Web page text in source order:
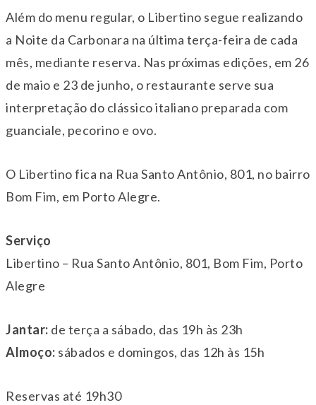
Além do menu regular, o Libertino segue realizando
a Noite da Carbonara na última terça-feira de cada
mês, mediante reserva. Nas próximas edições, em 26
de maio e 23 de junho, o restaurante serve sua
interpretação do clássico italiano preparada com
guanciale, pecorino e ovo.
O Libertino fica na Rua Santo Antônio, 801, no bairro
Bom Fim, em Porto Alegre.
Serviço
Libertino – Rua Santo Antônio, 801, Bom Fim, Porto
Alegre
Jantar: de terça a sábado, das 19h às 23h
Almoço: sábados e domingos, das 12h às 15h
Reservas até 19h30